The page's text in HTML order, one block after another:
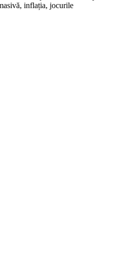
inflația, jocurile